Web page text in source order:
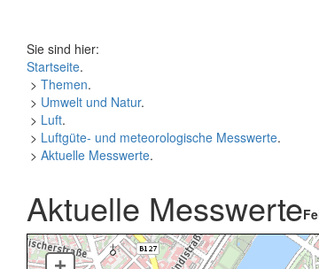
Sie sind hier:
Startseite.
> Themen.
> Umwelt und Natur.
> Luft.
> Luftgüte- und meteorologische Messwerte.
> Aktuelle Messwerte.
Aktuelle Messwerte